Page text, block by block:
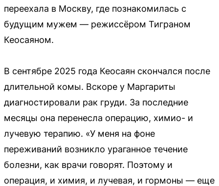
переехала в Москву, где познакомилась с
будущим мужем — режиссёром Тиграном
Кеосаяном.
В сентябре 2025 года Кеосаян скончался после
длительной комы. Вскоре у Маргариты
диагностировали рак груди. За последние
месяцы она перенесла операцию, химио- и
лучевую терапию. «У меня на фоне
переживаний возникло ураганное течение
болезни, как врачи говорят. Поэтому и
операция, и химия, и лучевая, и гормоны — еще